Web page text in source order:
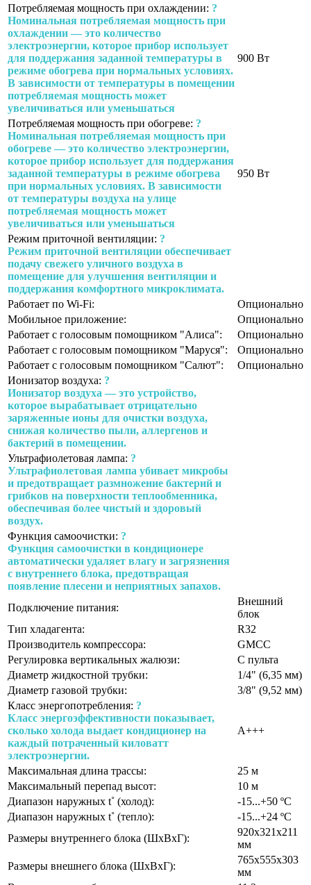
Потребляемая мощность при охлаждении: ?
Номинальная потребляемая мощность при
охлаждении — это количество
электроэнергии, которое прибор использует
для поддержания заданной температуры в
режиме обогрева при нормальных условиях.
В зависимости от температуры в помещении
потребляемая мощность может
увеличиваться или уменьшаться
900 Вт
Потребляемая мощность при обогреве: ?
Номинальная потребляемая мощность при
обогреве — это количество электроэнергии,
которое прибор использует для поддержания
заданной температуры в режиме обогрева
при нормальных условиях. В зависимости
от температуры воздуха на улице
потребляемая мощность может
увеличиваться или уменьшаться
950 Вт
Режим приточной вентиляции: ?
Режим приточной вентиляции обеспечивает
подачу свежего уличного воздуха в
помещение для улучшения вентиляции и
поддержания комфортного микроклимата.
Работает по Wi-Fi:
Опционально
Мобильное приложение:
Опционально
Работает с голосовым помощником "Алиса":
Опционально
Работает с голосовым помощником "Маруся":
Опционально
Работает с голосовым помощником "Салют":
Опционально
Ионизатор воздуха: ?
Ионизатор воздуха — это устройство,
которое вырабатывает отрицательно
заряженные ионы для очистки воздуха,
снижая количество пыли, аллергенов и
бактерий в помещении.
Ультрафиолетовая лампа: ?
Ультрафиолетовая лампа убивает микробы
и предотвращает размножение бактерий и
грибков на поверхности теплообменника,
обеспечивая более чистый и здоровый
воздух.
Функция самоочистки: ?
Функция самоочистки в кондиционере
автоматически удаляет влагу и загрязнения
с внутреннего блока, предотвращая
появление плесени и неприятных запахов.
Подключение питания:
Внешний
блок
Тип хладагента:
R32
Производитель компрессора:
GMCC
Регулировка вертикальных жалюзи:
С пульта
Диаметр жидкостной трубки:
1/4" (6,35 мм)
Диаметр газовой трубки:
3/8" (9,52 мм)
Класс энергопотребления: ?
Класс энергоэффективности показывает,
сколько холода выдает кондиционер на
каждый потраченный киловатт
электроэнергии.
A+++
Максимальная длина трассы:
25 м
Максимальный перепад высот:
10 м
Диапазон наружных t˚ (холод):
-15...+50 ºС
Диапазон наружных t˚ (тепло):
-15...+24 ºС
Размеры внутреннего блока (ШхВхГ):
920х321х211
мм
Размеры внешнего блока (ШхВхГ):
765х555х303
мм